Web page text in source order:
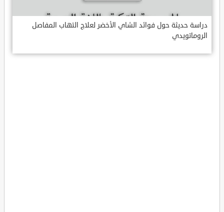
دراسة حديثة حول فوائد الشاي الأخضر لعلاج التهاب المفاصل
الروماتويدي